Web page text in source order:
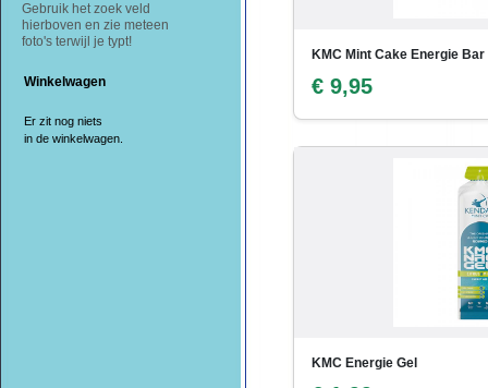
Gebruik het zoek veld
hierboven en zie meteen
foto's terwijl je typt!
Winkelwagen
Er zit nog niets
in de winkelwagen.
KMC Mint Cake Energie
€ 9,95
KMC Energie Gel